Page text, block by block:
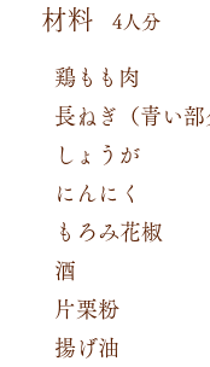
材料 4人分
鶏もも肉
長ねぎ（青い部
しょうが
にんにく
もろみ花椒
酒
片栗粉
揚げ油